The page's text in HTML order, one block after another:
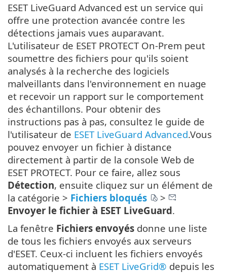
ESET LiveGuard Advanced est un service qui
offre une protection avancée contre les
détections jamais vues auparavant.
L'utilisateur de ESET PROTECT On-Prem peut
soumettre des fichiers pour qu'ils soient
analysés à la recherche des logiciels
malveillants dans l'environnement en nuage
et recevoir un rapport sur le comportement
des échantillons. Pour obtenir des
instructions pas à pas, consultez le guide de
l'utilisateur de ESET LiveGuard Advanced.Vous
pouvez envoyer un fichier à distance
directement à partir de la console Web de
ESET PROTECT. Pour ce faire, allez sous
Détection, ensuite cliquez sur un élément de
la catégorie > Fichiers bloqués
>
Envoyer le fichier à ESET LiveGuard.
La fenêtre Fichiers envoyés donne une liste
de tous les fichiers envoyés aux serveurs
d'ESET. Ceux-ci incluent les fichiers envoyés
automatiquement à ESET LiveGrid® depuis les